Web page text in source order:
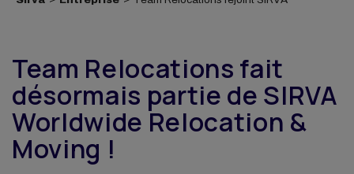
Team Relocations fait
désormais partie de SIRVA
Worldwide Relocation &
Moving !